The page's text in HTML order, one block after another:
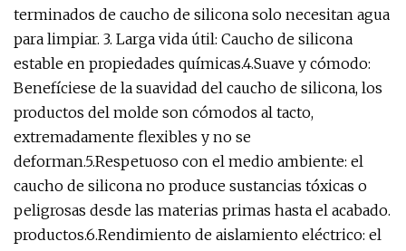
terminados de caucho de silicona solo necesitan agua
para limpiar. 3. Larga vida útil: Caucho de silicona
estable en propiedades químicas.4.Suave y cómodo:
Benefíciese de la suavidad del caucho de silicona, los
productos del molde son cómodos al tacto,
extremadamente flexibles y no se
deforman.5.Respetuoso con el medio ambiente: el
caucho de silicona no produce sustancias tóxicas o
peligrosas desde las materias primas hasta el acabado.
productos.6.Rendimiento de aislamiento eléctrico: el